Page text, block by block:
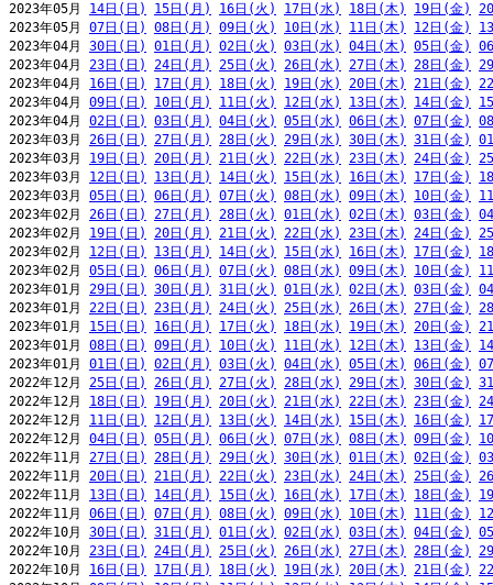
2023年05月 14日(日) 15日(月) 16日(火) 17日(水) 18日(木) 19日(金)
2023年05月 07日(日) 08日(月) 09日(火) 10日(水) 11日(木) 12日(金)
2023年04月 30日(日) 01日(月) 02日(火) 03日(水) 04日(木) 05日(金)
2023年04月 23日(日) 24日(月) 25日(火) 26日(水) 27日(木) 28日(金)
2023年04月 16日(日) 17日(月) 18日(火) 19日(水) 20日(木) 21日(金)
2023年04月 09日(日) 10日(月) 11日(火) 12日(水) 13日(木) 14日(金)
2023年04月 02日(日) 03日(月) 04日(火) 05日(水) 06日(木) 07日(金)
2023年03月 26日(日) 27日(月) 28日(火) 29日(水) 30日(木) 31日(金)
2023年03月 19日(日) 20日(月) 21日(火) 22日(水) 23日(木) 24日(金)
2023年03月 12日(日) 13日(月) 14日(火) 15日(水) 16日(木) 17日(金)
2023年03月 05日(日) 06日(月) 07日(火) 08日(水) 09日(木) 10日(金)
2023年02月 26日(日) 27日(月) 28日(火) 01日(水) 02日(木) 03日(金)
2023年02月 19日(日) 20日(月) 21日(火) 22日(水) 23日(木) 24日(金)
2023年02月 12日(日) 13日(月) 14日(火) 15日(水) 16日(木) 17日(金)
2023年02月 05日(日) 06日(月) 07日(火) 08日(水) 09日(木) 10日(金)
2023年01月 29日(日) 30日(月) 31日(火) 01日(水) 02日(木) 03日(金)
2023年01月 22日(日) 23日(月) 24日(火) 25日(水) 26日(木) 27日(金)
2023年01月 15日(日) 16日(月) 17日(火) 18日(水) 19日(木) 20日(金)
2023年01月 08日(日) 09日(月) 10日(火) 11日(水) 12日(木) 13日(金)
2023年01月 01日(日) 02日(月) 03日(火) 04日(水) 05日(木) 06日(金)
2022年12月 25日(日) 26日(月) 27日(火) 28日(水) 29日(木) 30日(金)
2022年12月 18日(日) 19日(月) 20日(火) 21日(水) 22日(木) 23日(金)
2022年12月 11日(日) 12日(月) 13日(火) 14日(水) 15日(木) 16日(金)
2022年12月 04日(日) 05日(月) 06日(火) 07日(水) 08日(木) 09日(金)
2022年11月 27日(日) 28日(月) 29日(火) 30日(水) 01日(木) 02日(金)
2022年11月 20日(日) 21日(月) 22日(火) 23日(水) 24日(木) 25日(金)
2022年11月 13日(日) 14日(月) 15日(火) 16日(水) 17日(木) 18日(金)
2022年11月 06日(日) 07日(月) 08日(火) 09日(水) 10日(木) 11日(金)
2022年10月 30日(日) 31日(月) 01日(火) 02日(水) 03日(木) 04日(金)
2022年10月 23日(日) 24日(月) 25日(火) 26日(水) 27日(木) 28日(金)
2022年10月 16日(日) 17日(月) 18日(火) 19日(水) 20日(木) 21日(金)